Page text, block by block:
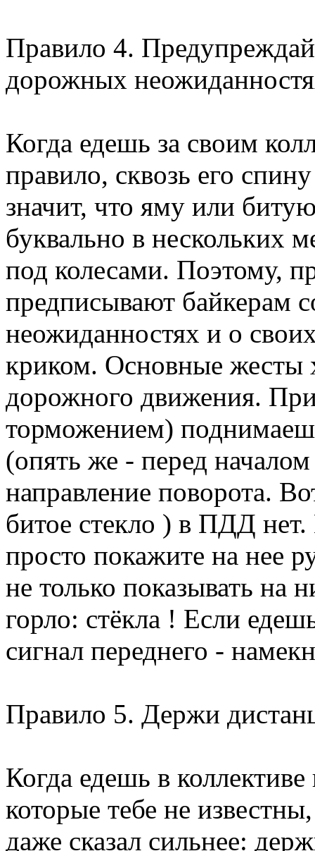
Правило 4.
дорожных
Когда едешь за своим
правило, сквозь его
значит, что яму или
буквально в нескольких
под колесами. Поэтому,
предписывают байкерам
неожиданностях и о
криком. Основные жесты
дорожного движения.
торможением)
(опять же - перед
направление поворота.
битое стекло ) в ПДД
просто покажите на нее
не только показывать на
горло: стёкла ! Если
сигнал переднего -
Правило 5. Держи
Когда едешь в
которые тебе не
даже сказал сильнее: